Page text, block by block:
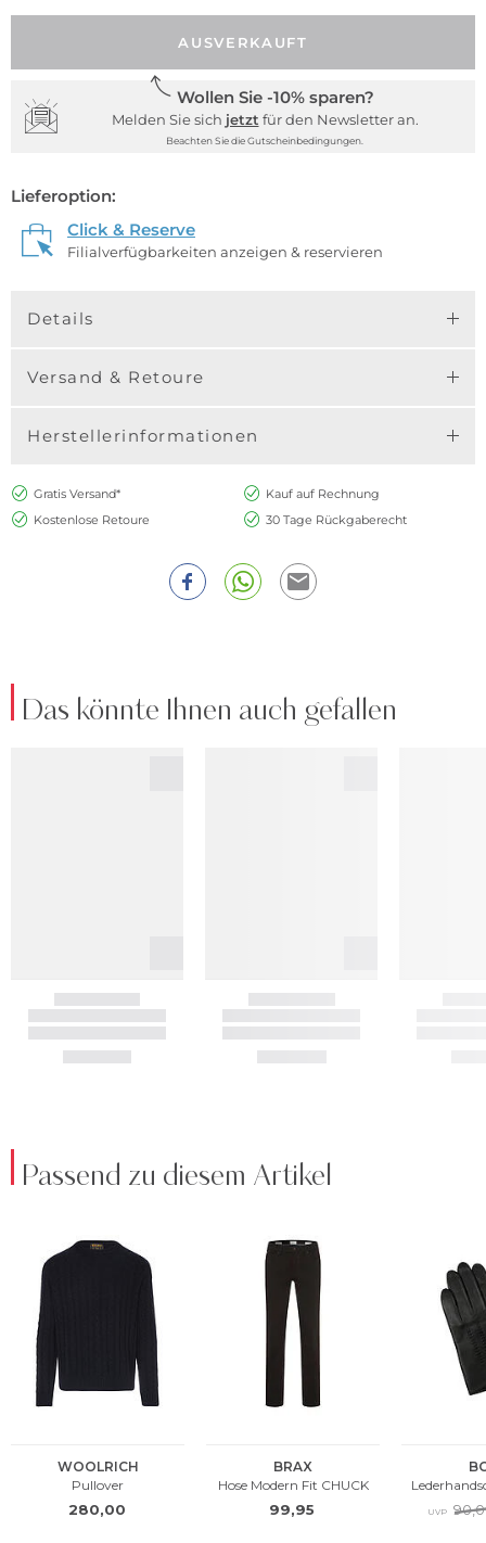
AUSVERKAUFT
Wollen Sie -10% sparen?
Melden Sie sich jetzt für den Newsletter an.
Beachten Sie die Gutscheinbedingungen.
Lieferoption:
Click & Reserve
Filialverfügbarkeiten anzeigen & reservieren
Details
Versand & Retoure
Herstellerinformationen
Gratis Versand*
Kauf auf Rechnung
Kostenlose Retoure
30 Tage Rückgaberecht
Das könnte Ihnen auch gefallen
Passend zu diesem Artikel